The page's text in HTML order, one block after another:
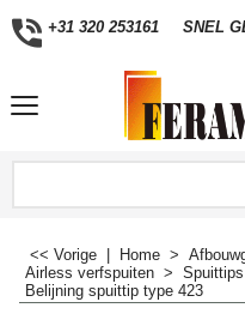
+31 320 253161 SNEL
<< Vorige Home >
Airless verfspuiten >
Belijning spuittip type 423